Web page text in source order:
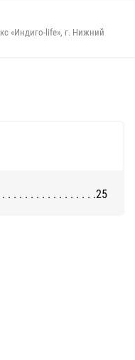
«Индиго-life», г. Нижний
25